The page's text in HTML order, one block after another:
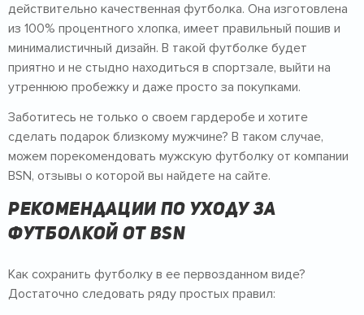
действительно качественная футболка. Она изготовлена
из 100% процентного хлопка, имеет правильный пошив и
минималистичный дизайн. В такой футболке будет
приятно и не стыдно находиться в спортзале, выйти на
утреннюю пробежку и даже просто за покупками.
Заботитесь не только о своем гардеробе и хотите
сделать подарок близкому мужчине? В таком случае,
можем порекомендовать мужскую футболку от компании
BSN, отзывы о которой вы найдете на сайте.
Рекомендации по уходу за
Футболкой от BSN
Как сохранить футболку в ее первозданном виде?
Достаточно следовать ряду простых правил: